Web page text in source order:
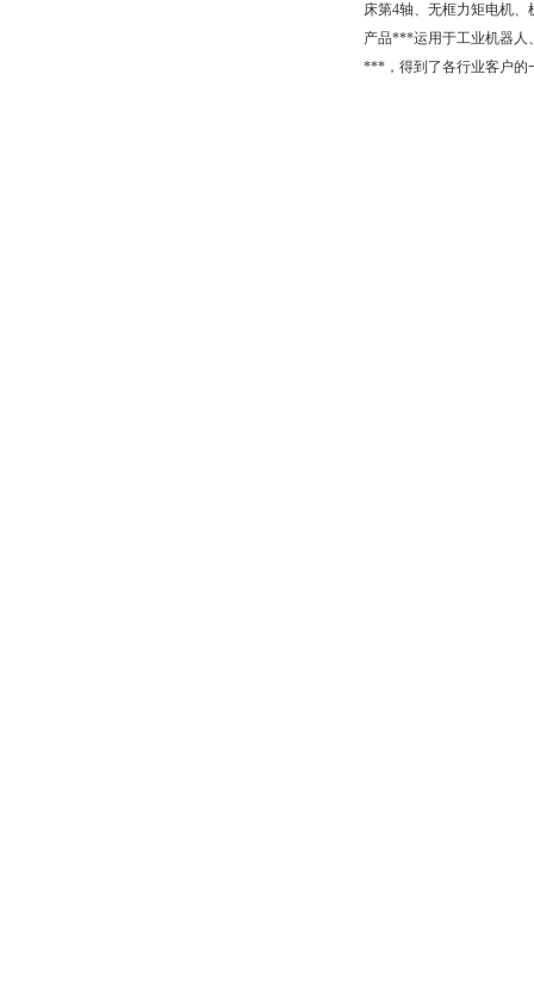
床第4轴、无框力矩电机
产品***运用于工业机器人
***，得到了各行业客户的